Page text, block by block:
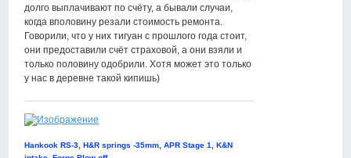
долго выплачивают по счёту, а бывали случаи,
когда вполовину резали стоимость ремонта.
Говорили, что у них тигуан с прошлого года стоит,
они предоставили счёт страховой, а они взяли и
только половину одобрили. Хотя может это только
у нас в деревне такой кипишь)
Hankook RS-3, H&R springs -35mm, APR Stage 1, K&N